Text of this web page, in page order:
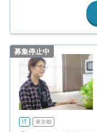
線、都営大江戸線）
募集停止中
IT 東京都